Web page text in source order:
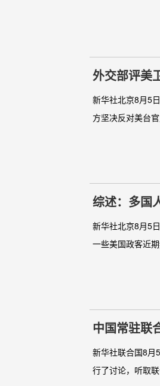
外交部评美
新华社北京8月5
方坚决反对美台
综述：多国
新华社北京8月5
一些美国政客近
中国常驻联
新华社联合国8月
行了讨论，听取